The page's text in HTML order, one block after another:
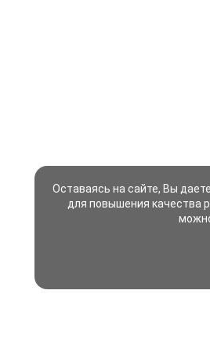
Оставаясь на сайте, Вы
для повышения качества